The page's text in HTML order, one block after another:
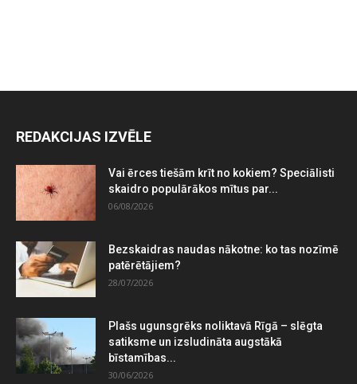
REDAKCIJAS IZVĒLE
Vai ērces tiešām krīt no kokiem? Speciālisti
skaidro populārākos mītus par...
06/08/2026
Bezskaidras naudas nākotne: ko tas nozīmē
patērētājiem?
28/07/2026
Plašs ugunsgrēks noliktavā Rīgā – slēgta
satiksme un izsludināta augstākā
bīstamības...
30/06/2026